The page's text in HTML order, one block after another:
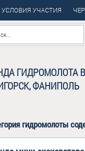
УСЛОВИЯ УЧАСТИЯ
ГИДРОМОЛОТА
ФАНИПОЛЬ
гидромолоты